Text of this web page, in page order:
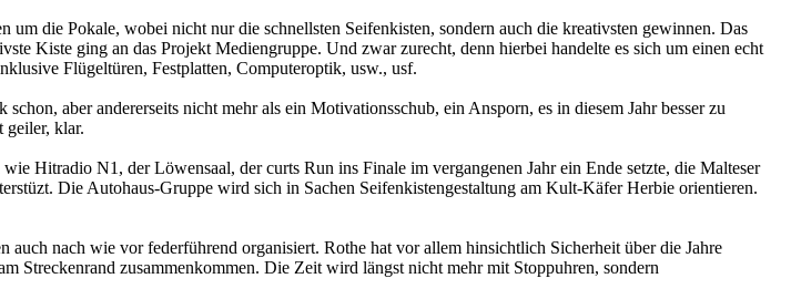
die Pokale, wobei nicht nur die schnellsten Seifenkisten, sondern auch die kreativsten gewinnen. Das
Kiste ging an das Projekt Mediengruppe. Und zwar zurecht, denn hierbei handelte es sich um einen echt
Flügeltüren, Festplatten, Computeroptik, usw., usf.
aber andererseits nicht mehr als ein Motivationsschub, ein Ansporn, es in diesem Jahr besser zu
geiler, klar.
Hitradio N1, der Löwensaal, der curts Run ins Finale im vergangenen Jahr ein Ende setzte, die Malteser
Die Autohaus-Gruppe wird sich in Sachen Seifenkistengestaltung am Kult-Käfer Herbie orientieren.
nach wie vor federführend organisiert. Rothe hat vor allem hinsichtlich Sicherheit über die Jahre
Streckenrand zusammenkommen. Die Zeit wird längst nicht mehr mit Stoppuhren, sondern